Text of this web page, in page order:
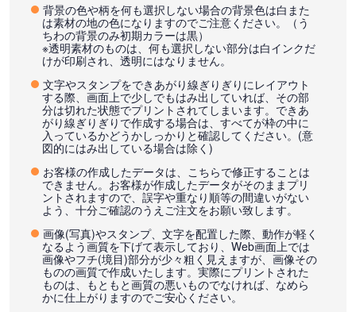
背景の色や柄を何も選択しない場合の背景色は白また
は素材の地の色になりますのでご注意ください。（う
ちわの背景のみ初期カラーは黒）
※透明素材のものは、何も選択しない部分は白インクだ
けが印刷され、透明にはなりません。
文字やスタンプをできあがり線ぎりぎりにレイアウト
する際、画面上で少しでもはみ出していれば、その部
分は切れた状態でプリントされてしまいます。できあ
がり線ぎりぎりで作成する場合は、すべてが枠の中に
入っているかどうかしっかりと確認してください。(意
図的にはみ出している場合は除く)
お客様の作成したデータは、こちらで修正することは
できません。お客様が作成したデータがそのままプリ
ントされますので、誤字や重なり順等の間違いがない
よう、十分ご確認のうえご注文をお願い致します。
画像(写真)やスタンプ、文字を配置した際、動作が軽く
なるよう画質を下げて表示しており、Web画面上では
画像やフチ(境目)部分が少々粗く見えますが、画像その
ものの画質で作成いたします。実際にプリントされた
ものは、もともと画質の悪いものでなければ、なめら
かに仕上がりますのでご安心ください。